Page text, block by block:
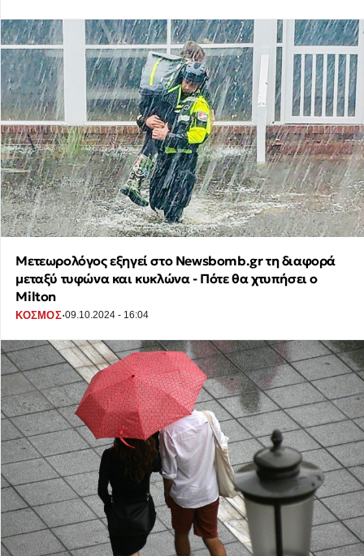
Μετεωρολόγος εξηγεί στο Newsbomb.gr τη διαφορά
μεταξύ τυφώνα και κυκλώνα - Πότε θα χτυπήσει ο
Milton
ΚΟΣΜΟΣ·09.10.2024 - 16:04